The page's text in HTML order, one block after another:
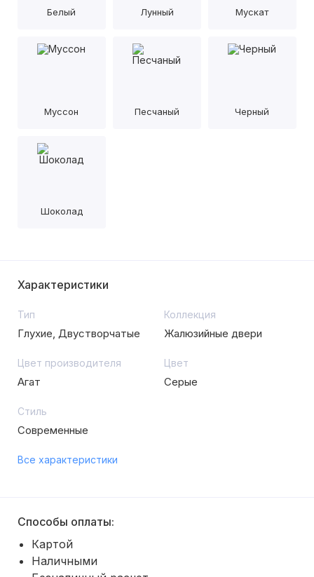
Белый Лунный Мускат
Муссон Песчаный Черный
Шоколад
Характеристики
Тип
Глухие, Двустворчатые
Коллекция
Жалюзийные двери
Цвет производителя
Агат
Цвет
Серые
Стиль
Современные
Все характеристики
Способы оплаты:
Картой
Наличными